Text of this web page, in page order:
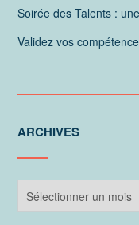
Soirée des Talents :
Validez vos
ARCHIVES